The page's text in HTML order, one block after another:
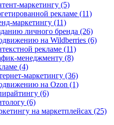
маркетингу (5)
рекламе (11)
маркетингу (11)
личного бренда (26)
на Wildberries (6)
рекламе (11)
менеджменту (8)
(4)
маркетингу (36)
на Ozon (1)
(6)
(6)
на маркетплейсах (25)